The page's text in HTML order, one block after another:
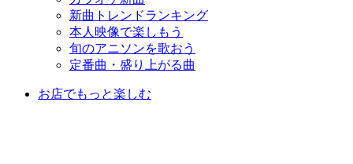
新曲トレンドランキング
本人映像で楽しもう
旬のアニソンを歌おう
定番曲・盛り上がる曲
お店でもっと楽しむ